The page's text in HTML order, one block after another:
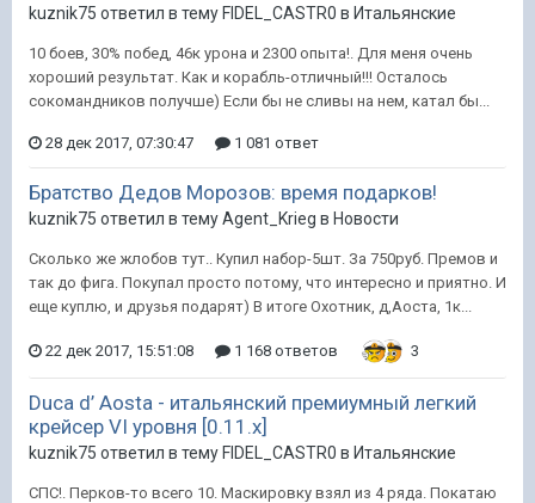
kuznik75 ответил в тему FIDEL_CASTR0 в Итальянские
10 боев, 30% побед, 46к урона и 2300 опыта!. Для меня очень
хороший результат. Как и корабль-отличный!!! Осталось
сокомандников получше) Если бы не сливы на нем, катал бы...
28 дек 2017, 07:30:47 1 081 ответ
Братство Дедов Морозов: время подарков!
kuznik75 ответил в тему Agent_Krieg в Новости
Сколько же жлобов тут.. Купил набор-5шт. За 750руб. Премов и
так до фига. Покупал просто потому, что интересно и приятно. И
еще куплю, и друзья подарят) В итоге Охотник, д,Аоста, 1к...
22 дек 2017, 15:51:08 1 168 ответов 3
Duca d’ Aosta - итальянский премиумный легкий
крейсер VI уровня [0.11.x]
kuznik75 ответил в тему FIDEL_CASTR0 в Итальянские
СПС!. Перков-то всего 10. Маскировку взял из 4 ряда. Покатаю